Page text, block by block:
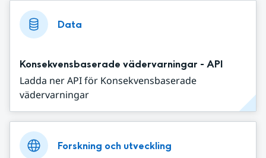
Data
Konsekvensbaserade vädervarningar - API
Ladda ner API för Konsekvensbaserade
vädervarningar
Forskning och utveckling